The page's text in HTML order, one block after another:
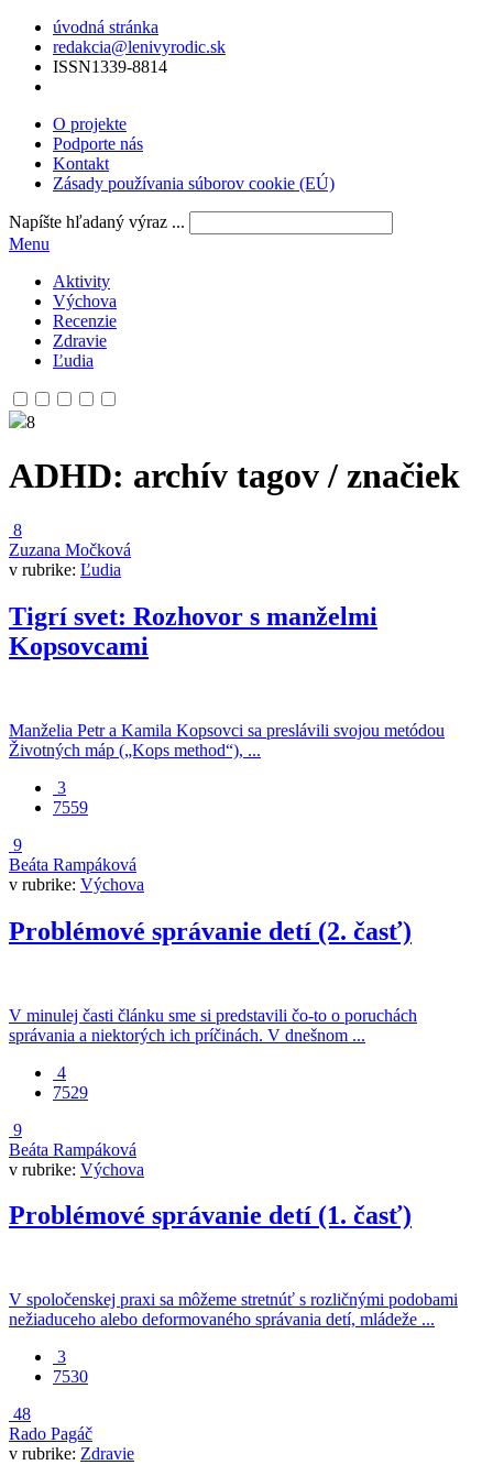
úvodná stránka
redakcia@lenivyrodic.sk
ISSN1339-8814
O projekte
Podporte nás
Kontakt
Zásady používania súborov cookie (EÚ)
Napíšte hľadaný výraz ...
Menu
Aktivity
Výchova
Recenzie
Zdravie
Ľudia
8
ADHD: archív tagov / značiek
8
Zuzana Močková
v rubrike: Ľudia
Tigrí svet: Rozhovor s manželmi
Kopsovcami
Manželia Petr a Kamila Kopsovci sa preslávili svojou metódou
Životných máp („Kops method“), ...
3
7559
9
Beáta Rampáková
v rubrike: Výchova
Problémové správanie detí (2. časť)
V minulej časti článku sme si predstavili čo-to o poruchách
správania a niektorých ich príčinách. V dnešnom ...
4
7529
9
Beáta Rampáková
v rubrike: Výchova
Problémové správanie detí (1. časť)
V spoločenskej praxi sa môžeme stretnúť s rozličnými podobami
nežiaduceho alebo deformovaného správania detí, mládeže ...
3
7530
48
Rado Pagáč
v rubrike: Zdravie